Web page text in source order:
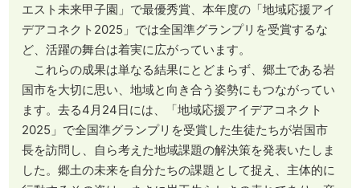
エスト未来甲子園」で最優秀賞、本年度の「地域応援アイ
デアコネクト2025」では全国準グランプリを受賞するな
ど、活躍の舞台は着実に広がっています。
これらの成果は単なる結果にとどまらず、郷土である岩
国市を大切に思い、地域と向き合う姿勢にもつながってい
ます。去る4月24日には、「地域応援アイデアコネクト
2025」で全国準グランプリを受賞した生徒たちが岩国市
長を訪問し、自ら考えた地域課題の解決策を発表いたしま
した。郷土の未来を自分たちの課題として捉え、主体的に